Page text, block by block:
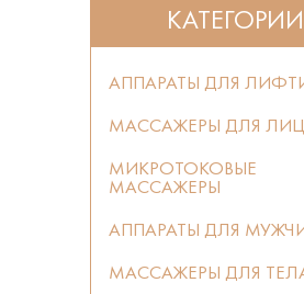
КАТЕГОРИИ
АППАРАТЫ ДЛЯ
МАССАЖЕРЫ ДЛЯ
МИКРОТОКОВЫЕ
МАССАЖЕРЫ
АППАРАТЫ ДЛЯ
МАССАЖЕРЫ ДЛЯ